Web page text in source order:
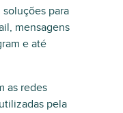
para
mensagens
e até
as redes
pela